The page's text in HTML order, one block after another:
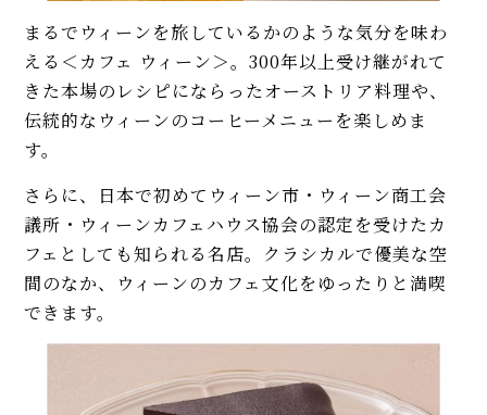
まるでウィーンを旅しているかのような気分を味わ
える＜カフェ ウィーン＞。300年以上受け継がれて
きた本場のレシピにならったオーストリア料理や、
伝統的なウィーンのコーヒーメニューを楽しめま
す。
さらに、日本で初めてウィーン市・ウィーン商工会
議所・ウィーンカフェハウス協会の認定を受けたカ
フェとしても知られる名店。クラシカルで優美な空
間のなか、ウィーンのカフェ文化をゆったりと満喫
できます。